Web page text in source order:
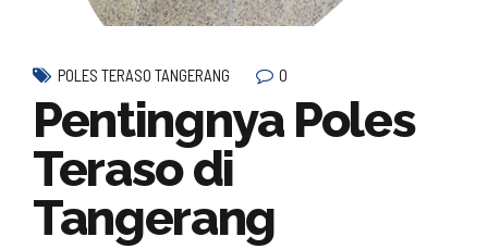
POLES TERASO TANGERANG 0
Pentingnya Poles
Teraso di
Tangerang